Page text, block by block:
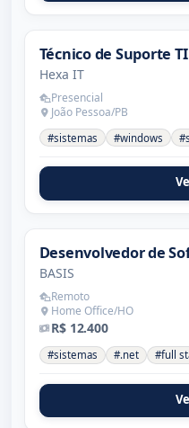
Técnico de Suporte TI
Hexa IT
Presencial
João Pessoa/PB
#sistemas #windows
Desenvolvedor de
BASIS
Remoto
Home Office/HO
R$ 12.400
#sistemas #.net #full